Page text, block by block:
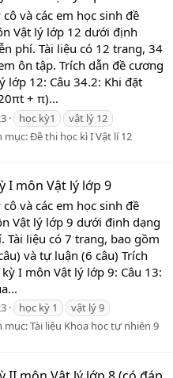
và các em học sinh đề
Vật lý lớp 12 dưới định
phí. Tài liệu có 12 trang, 34
ôn tập. Trích dẫn đề cương
lớp 12: Câu 34.2: Khi đặt
+ π)...
học kỳ1
vật lý 12
mục:Đề thi học kì I Vật lí 12
I môn Vật lý lớp 9
và các em học sinh đề
Vật lý lớp 9 dưới định dạng
liệu có 7 trang, bao gồm
và tự luận (6 câu) Trích
I môn Vật lý lớp 9: Câu 13:
học kỳ 1
vật lý 9
mục:Tài liệu Khoa học tự nhiên 9